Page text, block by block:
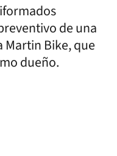
de una
Bike, que
dueño.